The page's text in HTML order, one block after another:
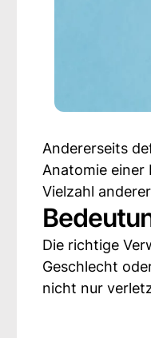
Andererseits
Anatomie einer
Vielzahl
Die richtige
Geschlecht
nicht nur